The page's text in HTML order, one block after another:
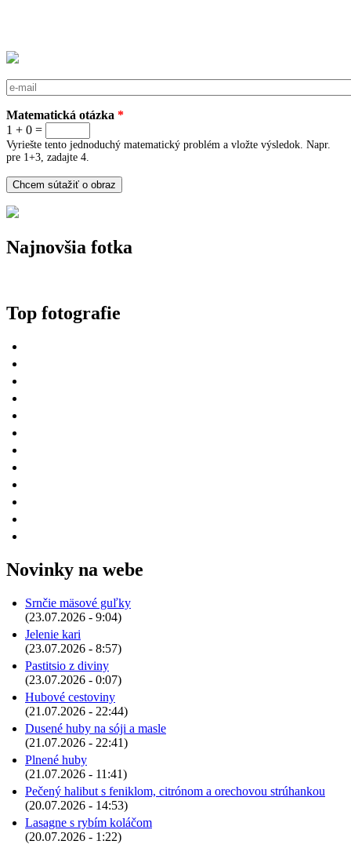
E-mail
Matematická otázka *
1 + 0 =
Vyriešte tento jednoduchý matematický problém a vložte výsledok. Napr.
pre 1+3, zadajte 4.
Najnovšia fotka
Top fotografie
Novinky na webe
Srnčie mäsové guľky
(23.07.2026 - 9:04)
Jelenie kari
(23.07.2026 - 8:57)
Pastitsio z diviny
(23.07.2026 - 0:07)
Hubové cestoviny
(21.07.2026 - 22:44)
Dusené huby na sóji a masle
(21.07.2026 - 22:41)
Plnené huby
(21.07.2026 - 11:41)
Pečený halibut s feniklom, citrónom a orechovou strúhankou
(20.07.2026 - 14:53)
Lasagne s rybím koláčom
(20.07.2026 - 1:22)